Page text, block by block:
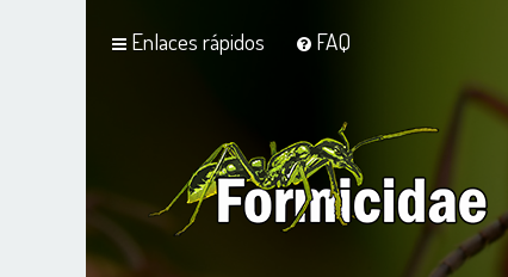
Enlaces rápidos FAQ